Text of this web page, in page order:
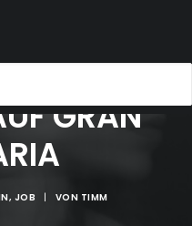
GRAN
, JOB | VON TIMM